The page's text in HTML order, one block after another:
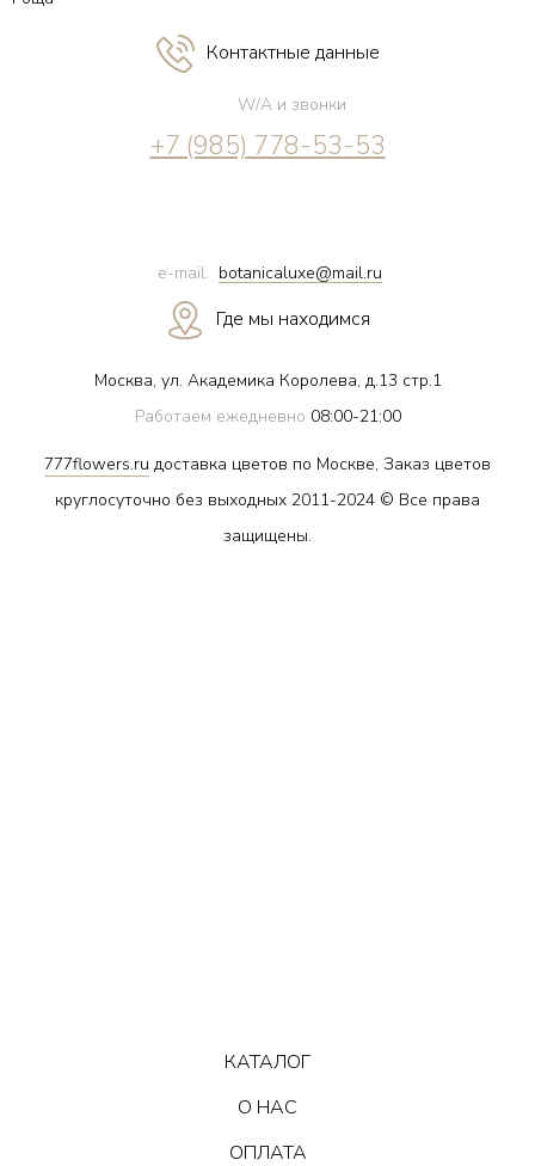
Контактные данные
W/A и звонки
+7 (985) 778-53-53
e-mail: botanicaluxe@mail.ru
Где мы находимся
Москва, ул. Академика Королева, д.13 стр.1
Работаем ежедневно 08:00-21:00
777flowers.ru доставка цветов по Москве, Заказ цветов
круглосуточно без выходных 2011-2024 © Все права
защищены.
КАТАЛОГ
О НАС
ОПЛАТА